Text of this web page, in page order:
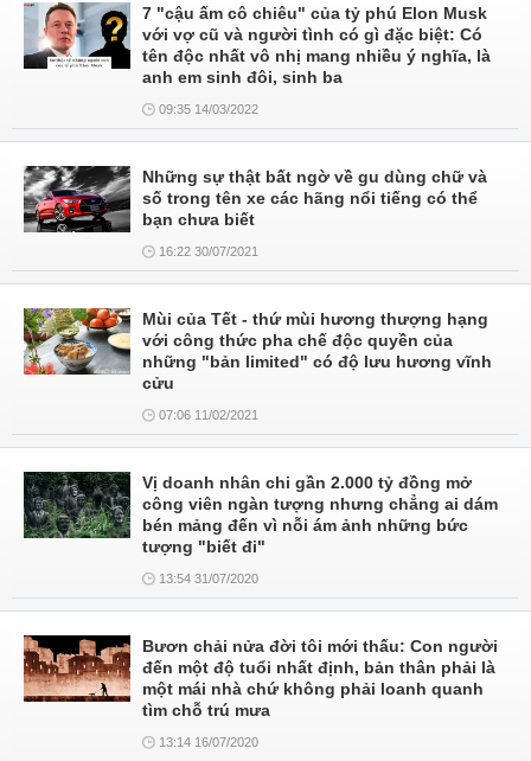
7 "cậu ấm cô chiêu" của tỷ phú Elon Musk
với vợ cũ và người tình có gì đặc biệt: Có
tên độc nhất vô nhị mang nhiều ý nghĩa, là
anh em sinh đôi, sinh ba
09:35 14/03/2022
Những sự thật bất ngờ về gu dùng chữ và
số trong tên xe các hãng nổi tiếng có thể
bạn chưa biết
16:22 30/07/2021
Mùi của Tết - thứ mùi hương thượng hạng
với công thức pha chế độc quyền của
những "bản limited" có độ lưu hương vĩnh
cửu
07:06 11/02/2021
Vị doanh nhân chi gần 2.000 tỷ đồng mở
công viên ngàn tượng nhưng chẳng ai dám
bén mảng đến vì nỗi ám ảnh những bức
tượng "biết đi"
13:54 31/07/2020
Bươn chải nửa đời tôi mới thấu: Con người
đến một độ tuổi nhất định, bản thân phải là
một mái nhà chứ không phải loanh quanh
tìm chỗ trú mưa
13:14 16/07/2020